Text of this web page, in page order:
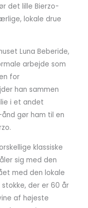
det lille Bierzo-
lokale drue
Luna Beberide,
arbejde som
for
han sammen
i et andet
gør ham til en
klassiske
sig med den
med den lokale
der er 60 år
af højeste